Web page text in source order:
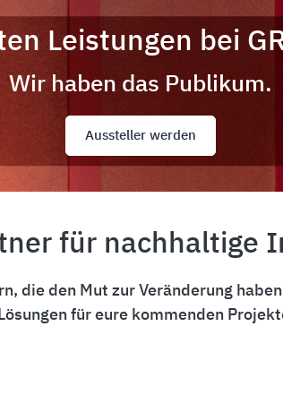
Leistungen bei
Wir haben das Publikum.
Aussteller werden
für nachhaltige
die den Mut zur Veränderung
für eure kommenden